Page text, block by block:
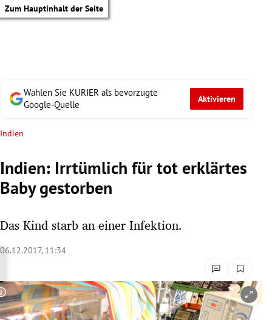
Zum Hauptinhalt der Seite
Untermenü
Untermenü
Untermenü
Wählen Sie KURIER als bevorzugte
Google-Quelle
Aktivieren
Indien
Indien: Irrtümlich für tot erklärtes
Baby gestorben
Das Kind starb an einer Infektion.
06.12.2017, 11:34
Copyright-Hinweis öffnen/schließen